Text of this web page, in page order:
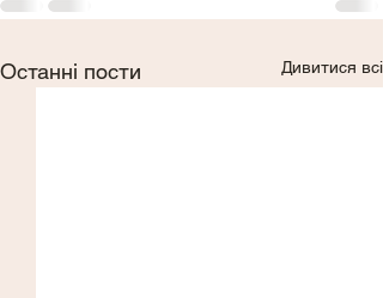
Останні пости Дивитися всі